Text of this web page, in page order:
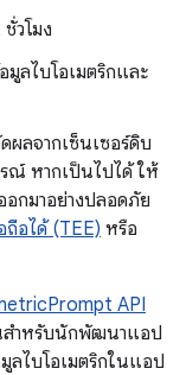
วโมง
ลไบโอเมตริกและ
ผลจากเซ็นเซอร์ดิบ
ณ์ หากเป็นไปได้ ให้
กมาอย่างปลอดภัย
ถือได้ (TEE) หรือ
API
สำหรับนักพัฒนาแอป
ลไบโอเมตริกในแอป